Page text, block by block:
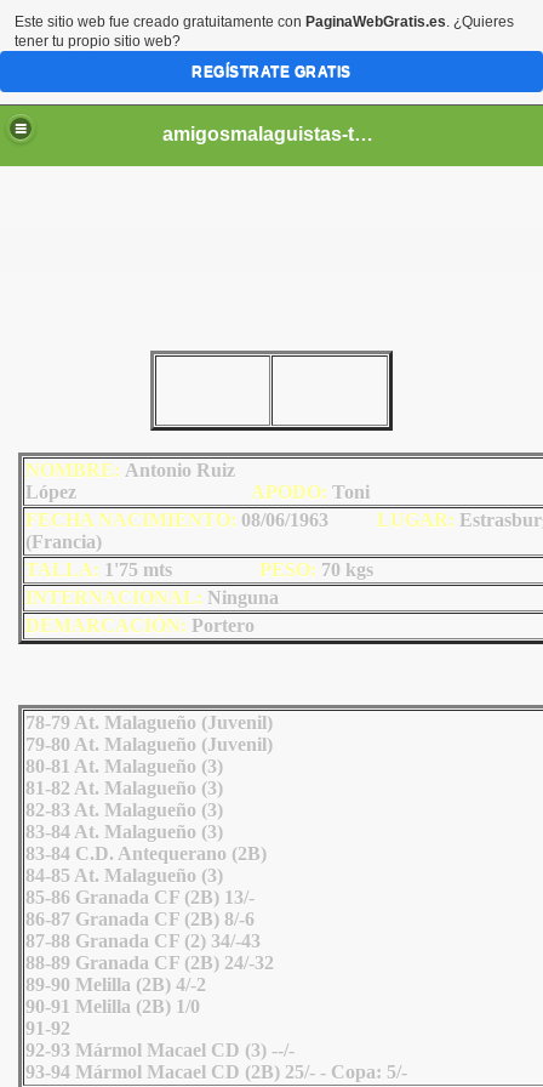
amigosmalaguistas-temporadas
NOMBRE: Antonio Ruiz
López APODO: Toni
FECHA NACIMIENTO: 08/06/1963 LUGAR:
(Francia)
TALLA: 1'75 mts PESO: 70 kgs
INTERNACIONAL: Ninguna
DEMARCACIÓN: Portero
78-79 At. Malagueño (Juvenil)
79-80 At. Malagueño (Juvenil)
80-81 At. Malagueño (3)
81-82 At. Malagueño (3)
82-83 At. Malagueño (3)
83-84 At. Malagueño (3)
83-84 C.D. Antequerano (2B)
84-85 At. Malagueño (3)
85-86 Granada CF (2B) 13/-
86-87 Granada CF (2B) 8/-6
87-88 Granada CF (2) 34/-43
88-89 Granada CF (2B) 24/-32
89-90 Melilla (2B) 4/-2
90-91 Melilla (2B) 1/0
91-92
92-93 Mármol Macael CD (3) --/-
93-94 Mármol Macael CD (2B) 25/- - Copa: 5/-
Este sitio web fue creado gratuitamente con PaginaWebGratis.es. ¿Quieres
tener tu propio sitio web?
REGÍSTRATE GRATIS